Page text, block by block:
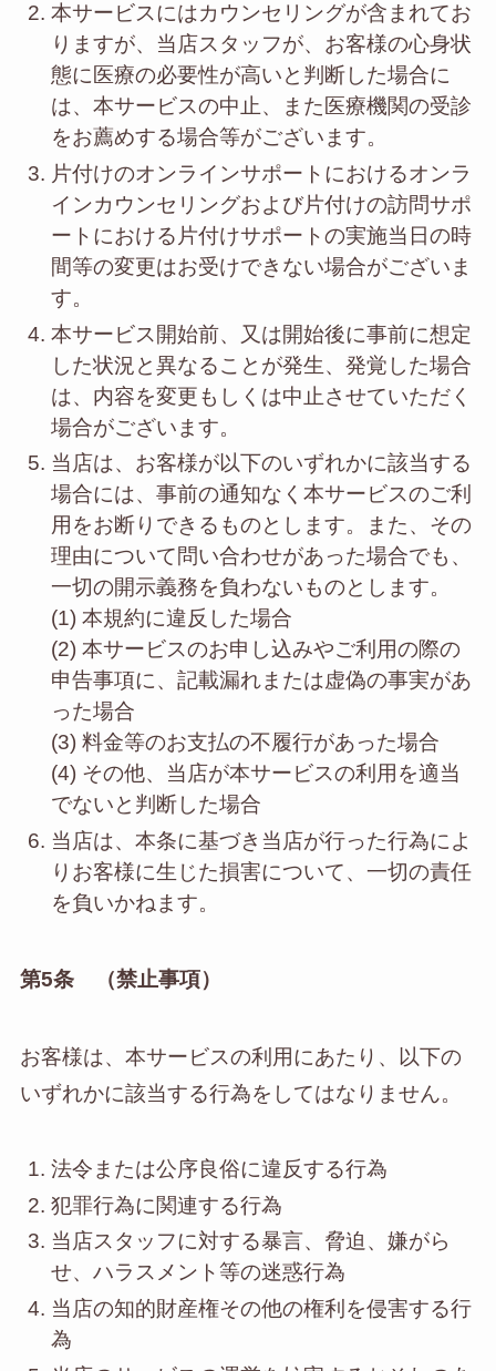
本サービスにはカウンセリングが含まれてお
りますが、当店スタッフが、お客様の心身状
態に医療の必要性が高いと判断した場合に
は、本サービスの中止、また医療機関の受診
をお薦めする場合等がございます。
片付けのオンラインサポートにおけるオンラ
インカウンセリングおよび片付けの訪問サポ
ートにおける片付けサポートの実施当日の時
間等の変更はお受けできない場合がございま
す。
本サービス開始前、又は開始後に事前に想定
した状況と異なることが発生、発覚した場合
は、内容を変更もしくは中止させていただく
場合がございます。
当店は、お客様が以下のいずれかに該当する
場合には、事前の通知なく本サービスのご利
用をお断りできるものとします。また、その
理由について問い合わせがあった場合でも、
一切の開示義務を負わないものとします。
(1) 本規約に違反した場合
(2) 本サービスのお申し込みやご利用の際の
申告事項に、記載漏れまたは虚偽の事実があ
った場合
(3) 料金等のお支払の不履行があった場合
(4) その他、当店が本サービスの利用を適当
でないと判断した場合
当店は、本条に基づき当店が行った行為によ
りお客様に生じた損害について、一切の責任
を負いかねます。
第5条 （禁止事項）
お客様は、本サービスの利用にあたり、以下の
いずれかに該当する行為をしてはなりません。
法令または公序良俗に違反する行為
犯罪行為に関連する行為
当店スタッフに対する暴言、脅迫、嫌がら
せ、ハラスメント等の迷惑行為
当店の知的財産権その他の権利を侵害する行
為